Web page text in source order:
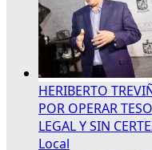
HERIBERTO
POR OPERAR
LEGAL Y SIN
Local